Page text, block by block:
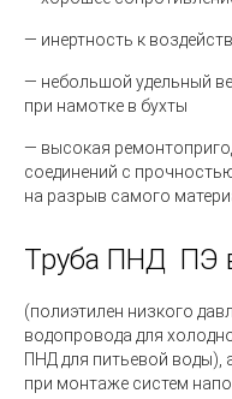
— инертность к
— небольшой удельный
при намотке в бухты
— высокая
соединений с
на разрыв самого
Труба ПНД ПЭ
(полиэтилен низкого
водопровода для
ПНД для питьевой воды),
при монтаже систем